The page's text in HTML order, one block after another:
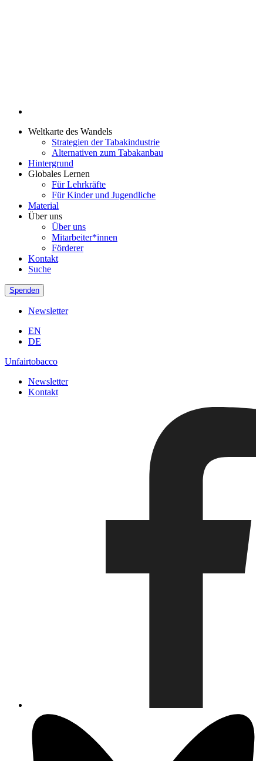
Weltkarte des Wandels
Strategien der Tabakindustrie
Alternativen zum Tabakanbau
Hintergrund
Globales Lernen
Für Lehrkräfte
Für Kinder und Jugendliche
Material
Über uns
Über uns
Mitarbeiter*innen
Förderer
Kontakt
Suche
Spenden
Newsletter
EN
DE
Unfairtobacco
Newsletter
Kontakt